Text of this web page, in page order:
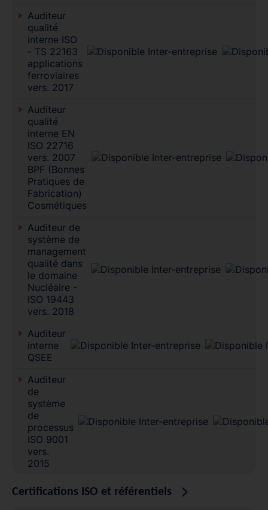
Auditeur
qualité
interne ISO
- TS 22163
applications
ferroviaires
vers. 2017
Auditeur
qualité
interne EN
ISO 22716
vers. 2007
BPF (Bonnes
Pratiques de
Fabrication)
Cosmétiques
Auditeur de
système de
management
qualité dans
le domaine
Nucléaire -
ISO 19443
vers. 2018
Auditeur
interne
QSEE
Auditeur
de
système
de
processus
ISO 9001
vers.
2015
Certifications ISO et référentiels